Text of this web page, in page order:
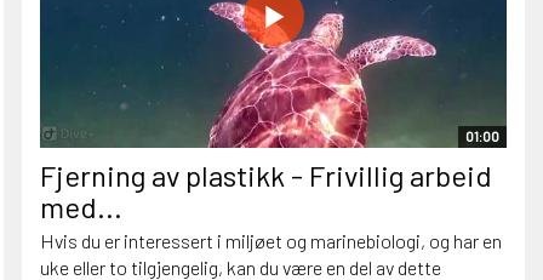
01:00
Fjerning av plastikk - Frivillig arbeid
med...
Hvis du er interessert i miljøet og marinebiologi, og har en
uke eller to tilgjengelig, kan du være en del av dette